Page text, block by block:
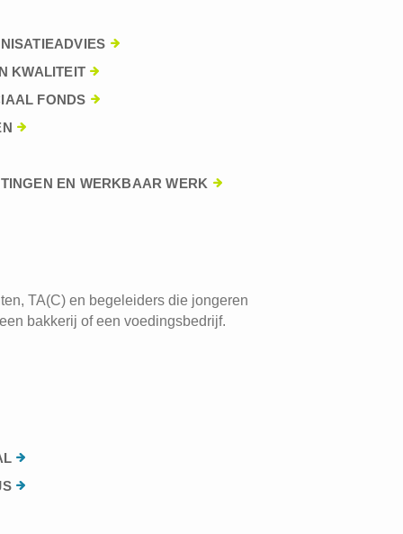
KWALITEIT
FONDS
EN WERKBAAR WERK
TA(C) en begeleiders die jongeren
bakkerij of een voedingsbedrijf.